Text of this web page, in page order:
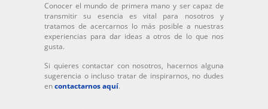
Conocer el mundo de primera mano y ser capaz de
transmitir su esencia es vital para nosotros y
tratamos de acercarnos lo más posible a nuestras
experiencias para dar ideas a otros de lo que nos
gusta.
Si quieres contactar con nosotros, hacernos alguna
sugerencia o incluso tratar de inspirarnos, no dudes
encontactarnos aquí.